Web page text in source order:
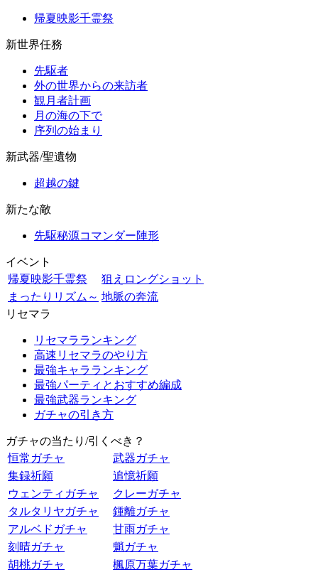
帰夏映影千霊祭
新世界任務
先駆者
外の世界からの来訪者
観月者計画
月の海の下で
序列の始まり
新武器/聖遺物
超越の鍵
新たな敵
先駆秘源コマンダー陣形
イベント
帰夏映影千霊祭
狙えロングショット
まったりリズム～ 地脈の奔流
リセマラ
リセマラランキング
高速リセマラのやり方
最強キャラランキング
最強パーティとおすすめ編成
最強武器ランキング
ガチャの引き方
ガチャの当たり/引くべき？
恒常ガチャ
武器ガチャ
集録祈願
追憶祈願
ウェンティガチャ
クレーガチャ
タルタリヤガチャ
鍾離ガチャ
アルベドガチャ
甘雨ガチャ
刻晴ガチャ
魈ガチャ
胡桃ガチャ
楓原万葉ガチャ